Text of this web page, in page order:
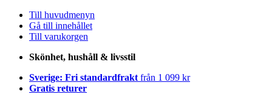
Till huvudmenyn
Gå till innehållet
Till varukorgen
Skönhet, hushåll & livsstil
Sverige: Fri standardfrakt från 1 099 kr
Gratis returer